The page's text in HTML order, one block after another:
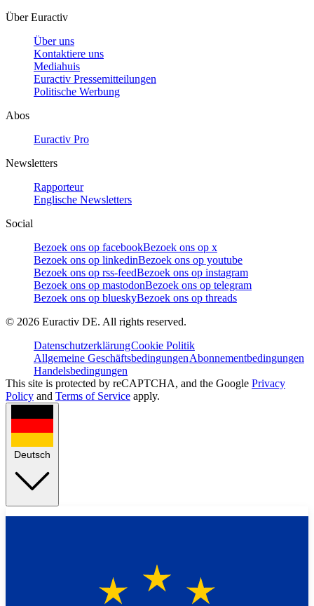
Über Euractiv
Über uns
Kontaktiere uns
Mediahuis
Euractiv Pressemitteilungen
Politische Werbung
Abos
Euractiv Pro
Newsletters
Rapporteur
Englische Newsletters
Social
Bezoek ons op facebookBezoek ons op x
Bezoek ons op linkedinBezoek ons op youtube
Bezoek ons op rss-feedBezoek ons op instagram
Bezoek ons op mastodonBezoek ons op telegram
Bezoek ons op blueskyBezoek ons op threads
© 2026 Euractiv DE. All rights reserved.
DatenschutzerklärungCookie Politik
Allgemeine GeschäftsbedingungenAbonnementbedingungen
Handelsbedingungen
This site is protected by reCAPTCHA, and the Google Privacy
Policy and Terms of Service apply.
Deutsch